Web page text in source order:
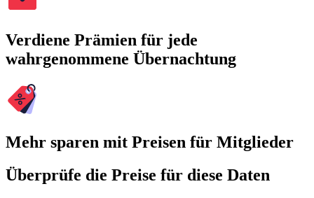
Verdiene Prämien für jede
wahrgenommene Übernachtung
Mehr sparen mit Preisen für Mitglieder
Überprüfe die Preise für diese Daten